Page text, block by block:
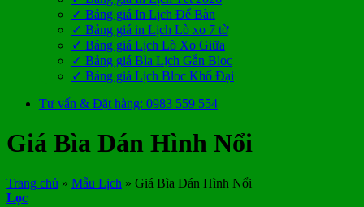
✓ Bảng giá In Lịch Để Bàn
✓ Bảng giá in Lịch Lò xo 7 tờ
✓ Bảng giá Lịch Lò Xo Giữa
✓ Bảng giá Bìa Lịch Gắn Bloc
✓ Bảng giá Lịch Bloc Khổ Đại
Tư vấn & Đặt hàng: 0983 559 554
Giá Bìa Dán Hình Nổi
Trang chủ » Mẫu Lịch » Giá Bìa Dán Hình Nổi
Lọc